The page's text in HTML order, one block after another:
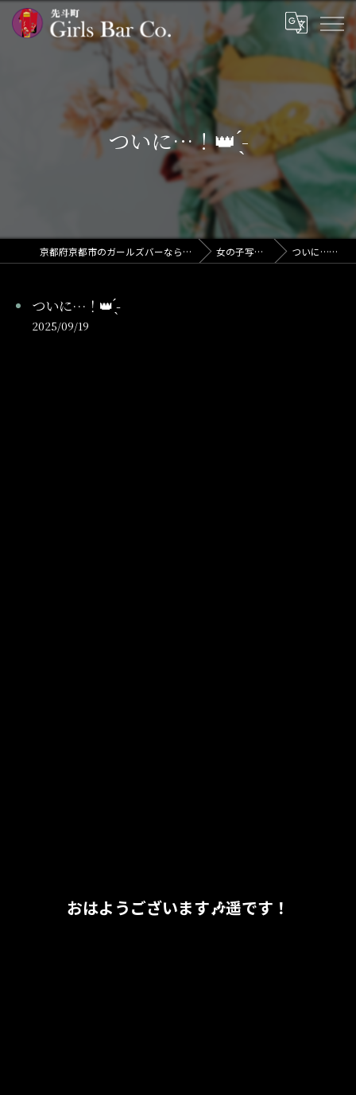
ついに…！👑 ̖́-‬
京都府京都市のガールズバーならGirls Bar Co. 女の子写メ日記 ついに…！👑 ̖́-‬
ついに…！👑 ̖́-‬
2025/09/19
おはようございます🎶遥です！